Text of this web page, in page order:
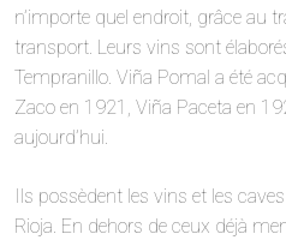
n’importe quel endroit, grâce au
transport. Leurs vins sont
Tempranillo. Viña Pomal a été
Zaco en 1921, Viña Paceta en
aujourd’hui.
Ils possèdent les vins et les
Rioja. En dehors de ceux déjà